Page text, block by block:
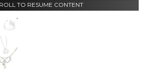
TO RESUME CONTENT